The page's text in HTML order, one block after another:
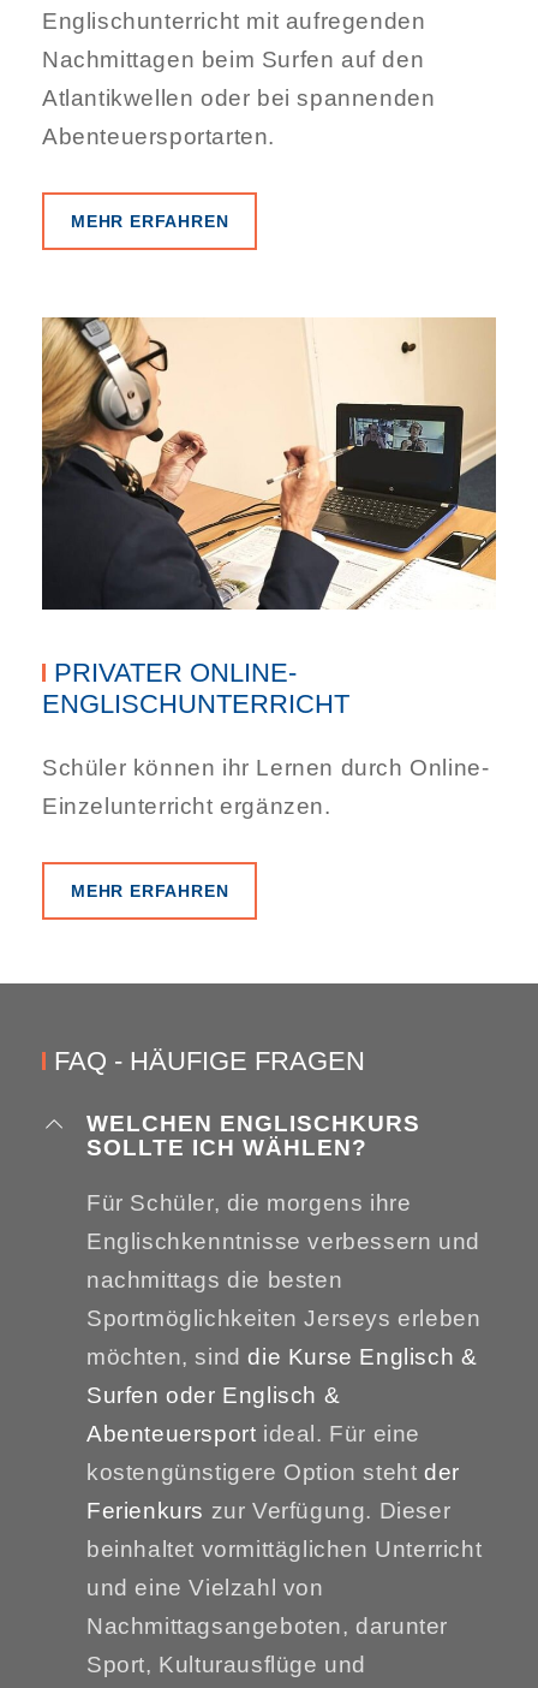
Englischunterricht mit aufregenden
Nachmittagen beim Surfen auf den
Atlantikwellen oder bei spannenden
Abenteuersportarten.
MEHR ERFAHREN
PRIVATER ONLINE-
ENGLISCHUNTERRICHT
Schüler können ihr Lernen durch Online-
Einzelunterricht ergänzen.
MEHR ERFAHREN
FAQ - HÄUFIGE FRAGEN
WELCHEN ENGLISCHKURS
SOLLTE ICH WÄHLEN?
Für Schüler, die morgens ihre
Englischkenntnisse verbessern und
nachmittags die besten
Sportmöglichkeiten Jerseys erleben
möchten, sinddie Kurse Englisch &
Surfen oder Englisch &
Abenteuersport ideal. Für eine
kostengünstigere Option stehtder
Ferienkurs zur Verfügung. Dieser
beinhaltet vormittäglichen Unterricht
und eine Vielzahl von
Nachmittagsangeboten, darunter
Sport, Kulturausflüge und